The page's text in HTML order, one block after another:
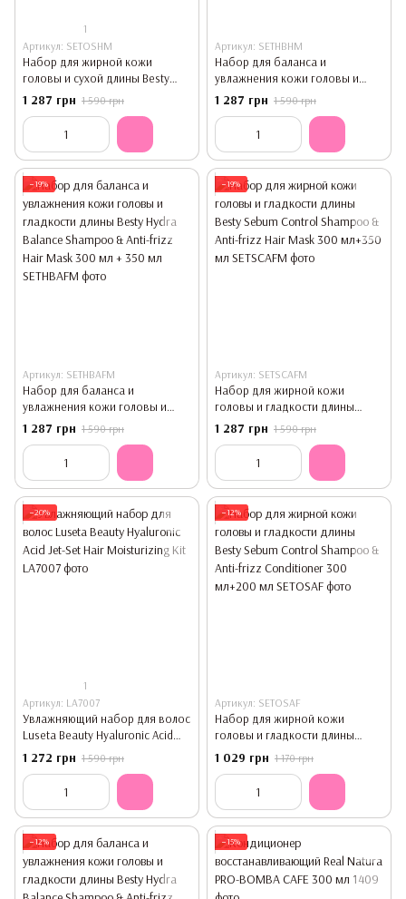
1
Артикул: SETOSHM
Набор для жирной кожи
головы и сухой длины Besty
Sebum Control Shampoo & Hydra
Intense Hair Mask 300 мл + 350
мл
1 287 грн 1 590 грн
Артикул: SETHBHM
Набор для баланса и
увлажнения кожи головы и
сухой длины Besty Hydra
Balance Shampoo & Hydra
Intense Hair Mask 300 мл + 350
мл
1 287 грн 1 590 грн
−19%
Артикул: SETHBAFM
Набор для баланса и
увлажнения кожи головы и
гладкости длины Besty Hydra
Balance Shampoo & Anti-frizz
Hair Mask 300 мл + 350 мл
1 287 грн 1 590 грн
−19%
Артикул: SETSCAFM
Набор для жирной кожи
головы и гладкости длины
Besty Sebum Control Shampoo &
Anti-frizz Hair Mask 300 мл+350
мл
1 287 грн 1 590 грн
−20%
1
Артикул: LA7007
Увлажняющий набор для волос
Luseta Beauty Hyaluronic Acid
Jet-Set Hair Moisturizing Kit
1 272 грн 1 590 грн
−12%
Артикул: SETOSAF
Набор для жирной кожи
головы и гладкости длины
Besty Sebum Control Shampoo &
Anti-frizz Conditioner 300
мл+200 мл
1 029 грн 1 170 грн
−12% −15%